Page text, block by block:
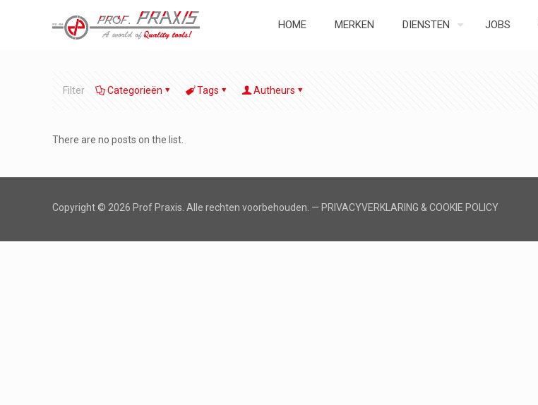
HOME MERKEN DIENSTEN JOBS
Filter Categorieën Tags Autheurs
There are no posts on the list.
Copyright © 2026 Prof Praxis. Alle rechten voorbehouden. — PRIVACYVERKLARING & COOKIE POLICY